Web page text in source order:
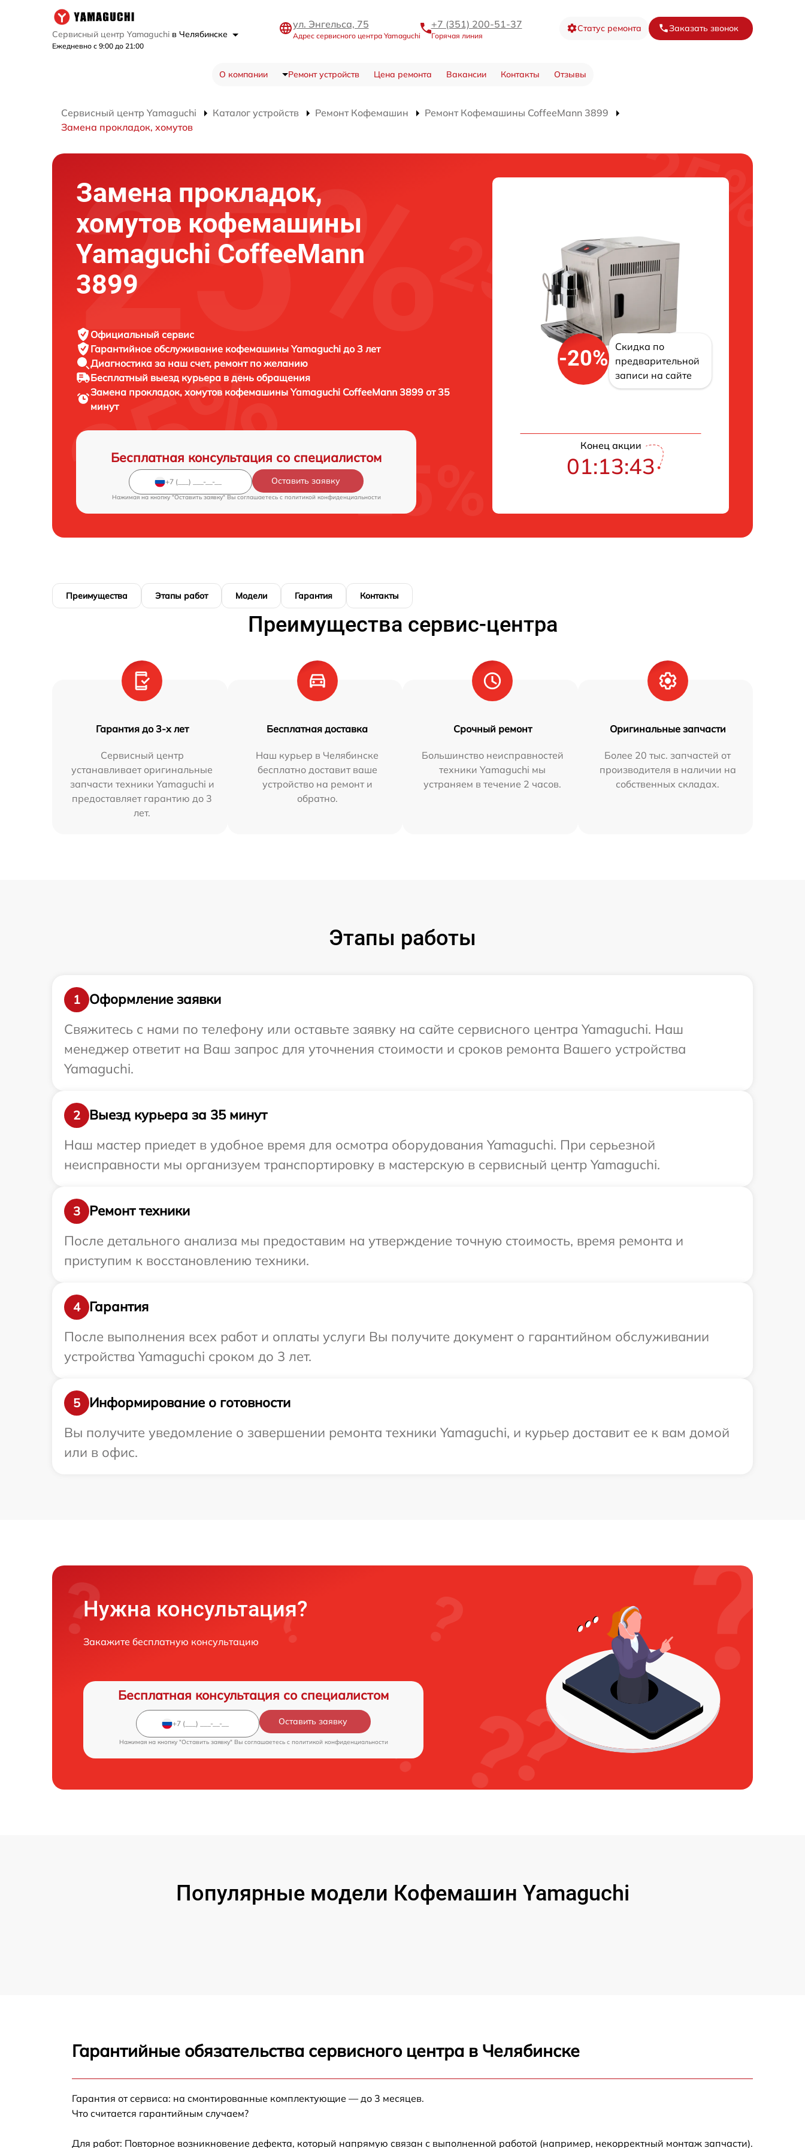
Сервисный центр Yamaguchi в Челябинске
Ежедневно с 9:00 до 21:00
ул. Энгельса, 75
Адрес сервисного центра Yamaguchi
+7 (351) 200-51-37
Горячая линия
Статус ремонта Заказать звонок
О компании Ремонт устройств Цена ремонта Вакансии Контакты Отзывы
Сервисный центр Yamaguchi Каталог устройств Ремонт Кофемашин
Ремонт Кофемашины CoffeeMann 3899
Замена прокладок, хомутов
Замена прокладок,
хомутов кофемашины
Yamaguchi CoffeeMann
3899
Официальный сервис
Гарантийное обслуживание кофемашины Yamaguchi до 3 лет
Диагностика за наш счет, ремонт по желанию
Бесплатный выезд курьера в день обращения
Замена прокладок, хомутов кофемашиныYamaguchi CoffeeMann 3899 от 35
минут
Бесплатная консультация со специалистом
Оставить заявку
Нажимая на кнопку "Оставить заявку" Вы соглашаетесь c политикой конфиденциальности
-20%
Скидка по
предварительной
записи на сайте
Конец акции
01:13:42
Преимущества Этапы работ Модели Гарантия Контакты
Преимущества сервис-центра
Гарантия до 3-х лет
Сервисный центр
устанавливает оригинальные
запчасти техники Yamaguchi и
предоставляет гарантию до 3
лет.
Бесплатная доставка
Наш курьер в Челябинске
бесплатно доставит ваше
устройство на ремонт и
обратно.
Срочный ремонт
Большинство неисправностей
техники Yamaguchi мы
устраняем в течение 2 часов.
Оригинальные запчасти
Более 20 тыс. запчастей от
производителя в наличии на
собственных складах.
Этапы работы
1
Оформление заявки
Свяжитесь с нами по телефону или оставьте заявку на сайте сервисного центра Yamaguchi. Наш
менеджер ответит на Ваш запрос для уточнения стоимости и сроков ремонта Вашего устройства
Yamaguchi.
2
Выезд курьера за 35 минут
Наш мастер приедет в удобное время для осмотра оборудования Yamaguchi. При серьезной
неисправности мы организуем транспортировку в мастерскую в сервисный центр Yamaguchi.
3
Ремонт техники
После детального анализа мы предоставим на утверждение точную стоимость, время ремонта и
приступим к восстановлению техники.
4
Гарантия
После выполнения всех работ и оплаты услуги Вы получите документ о гарантийном обслуживании
устройства Yamaguchi сроком до 3 лет.
5
Информирование о готовности
Вы получите уведомление о завершении ремонта техники Yamaguchi, и курьер доставит ее к вам домой
или в офис.
Нужна консультация?
Закажите бесплатную консультацию
Бесплатная консультация со специалистом
Оставить заявку
Нажимая на кнопку "Оставить заявку" Вы соглашаетесь c политикой конфиденциальности
Популярные модели Кофемашин Yamaguchi
Гарантийные обязательства сервисного центра в Челябинске
Гарантия от сервиса: на смонтированные комплектующие — до 3 месяцев.
Что считается гарантийным случаем?
Для работ: Повторное возникновение дефекта, который напрямую связан с выполненной работой (например, некорректный монтаж запчасти).